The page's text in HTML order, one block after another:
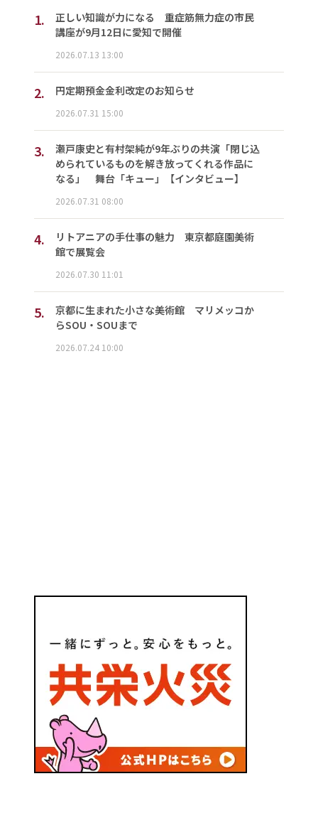
1.
正しい知識が力になる 重症筋無力症の市民
講座が9月12日に愛知で開催
2026.07.13 13:00
2. 円定期預金金利改定のお知らせ
2026.07.31 15:00
3.
瀬戸康史と有村架純が9年ぶりの共演「閉じ込
められているものを解き放ってくれる作品に
なる」 舞台「キュー」【インタビュー】
2026.07.31 08:00
4.
リトアニアの手仕事の魅力 東京都庭園美術
館で展覧会
2026.07.30 11:01
5.
京都に生まれた小さな美術館 マリメッコか
らSOU・SOUまで
2026.07.24 10:00